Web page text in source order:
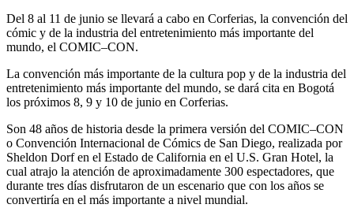
Del 8 al 11 de junio se llevará a cabo en Corferias, la convención del
cómic y de la industria del entretenimiento más importante del
mundo, el COMIC–CON.
La convención más importante de la cultura pop y de la industria del
entretenimiento más importante del mundo, se dará cita en Bogotá
los próximos 8, 9 y 10 de junio en Corferias.
Son 48 años de historia desde la primera versión del COMIC–CON
o Convención Internacional de Cómics de San Diego, realizada por
Sheldon Dorf en el Estado de California en el U.S. Gran Hotel, la
cual atrajo la atención de aproximadamente 300 espectadores, que
durante tres días disfrutaron de un escenario que con los años se
convertiría en el más importante a nivel mundial.